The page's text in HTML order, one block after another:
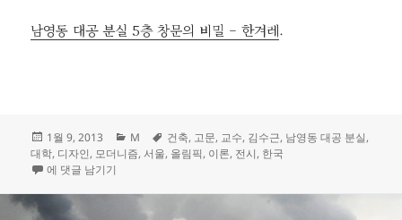
남영동 대공 분실 5층 창문의 비밀 – 한겨레.
작
성
일
1월 9, 2013
카
테
M
태
그
건축, 고문, 교수, 김수근, 남영동 대공 분실,
대학, 디자인, 모더니즘, 서울, 올림픽, 이론, 전시, 한국
공간 부도, 김수근
에 댓글 남기기